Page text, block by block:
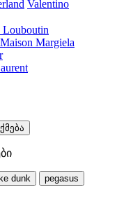
Valentino
Louboutin
Maison Margiela
dunk
pegasus